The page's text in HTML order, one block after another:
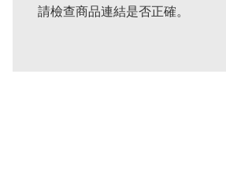
請檢查商品連結是否正確。